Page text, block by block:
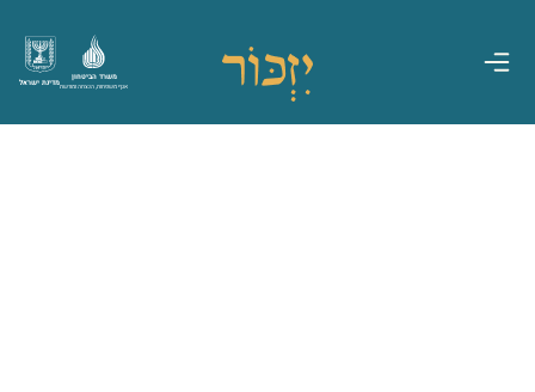
מדינת ישראל
משרד הביטחון
אגף משפחות, הנצחה ומורשת